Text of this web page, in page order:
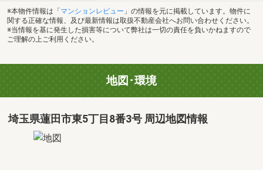
※本物件情報は「 マンションレビュー 」の情報を元に掲載しています。物件に
関する正確な情報、及び最新情報は取扱不動産会社へお問い合わせください。
※当情報を基に発生した損害等について弊社は一切の責任を負いかねますので
ご理解の上ご利用ください。
地図･環境
埼玉県蓮田市東5丁目8番3号 周辺地図情報